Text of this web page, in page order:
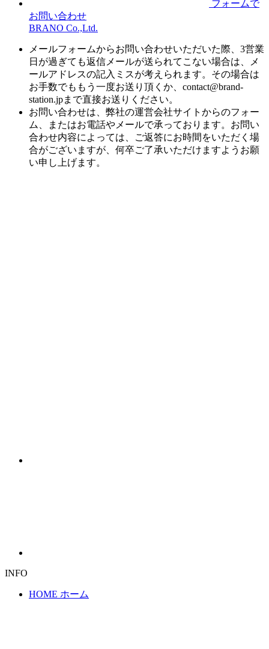
フォームで
お問い合わせ
BRANO Co.,Ltd.
メールフォームからお問い合わせいただいた際、3営業
日が過ぎても返信メールが送られてこない場合は、メ
ールアドレスの記入ミスが考えられます。その場合は
お手数でももう一度お送り頂くか、contact@brand-
station.jpまで直接お送りください。
お問い合わせは、弊社の運営会社サイトからのフォー
ム、またはお電話やメールで承っております。お問い
合わせ内容によっては、ご返答にお時間をいただく場
合がございますが、何卒ご了承いただけますようお願
い申し上げます。
INFO
HOME ホーム